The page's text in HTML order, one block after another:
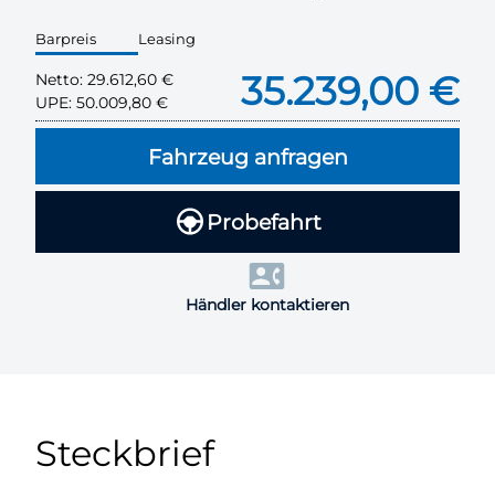
Barpreis Leasing
Netto: 29.612,60 €
UPE: 50.009,80 € 35.239,00 €
Fahrzeug anfragen
Probefahrt
Händler kontaktieren
Steckbrief